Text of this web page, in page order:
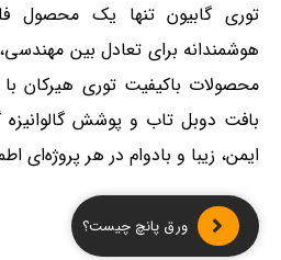
توری گابیون تنها یک محصول
هوشمندانه برای تعادل بین
بافت دوبل تاب و پوشش گالوانیزه
ایمن، زیبا و بادوام در هر پروژه‌ای
ورق پانچ چیست؟